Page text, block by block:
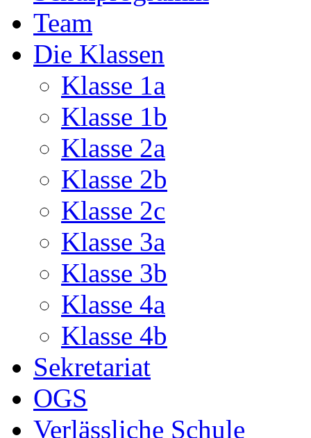
Team
Die Klassen
Klasse 1a
Klasse 1b
Klasse 2a
Klasse 2b
Klasse 2c
Klasse 3a
Klasse 3b
Klasse 4a
Klasse 4b
Sekretariat
OGS
Verlässliche Schule